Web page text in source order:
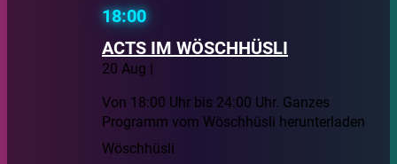
18:00
ACTS IM WÖSCHHÜSLI
20 Aug |
Von 18:00 Uhr bis 24:00 Uhr. Ganzes
Programm vom Wöschhüsli herunterladen
Wöschhüsli